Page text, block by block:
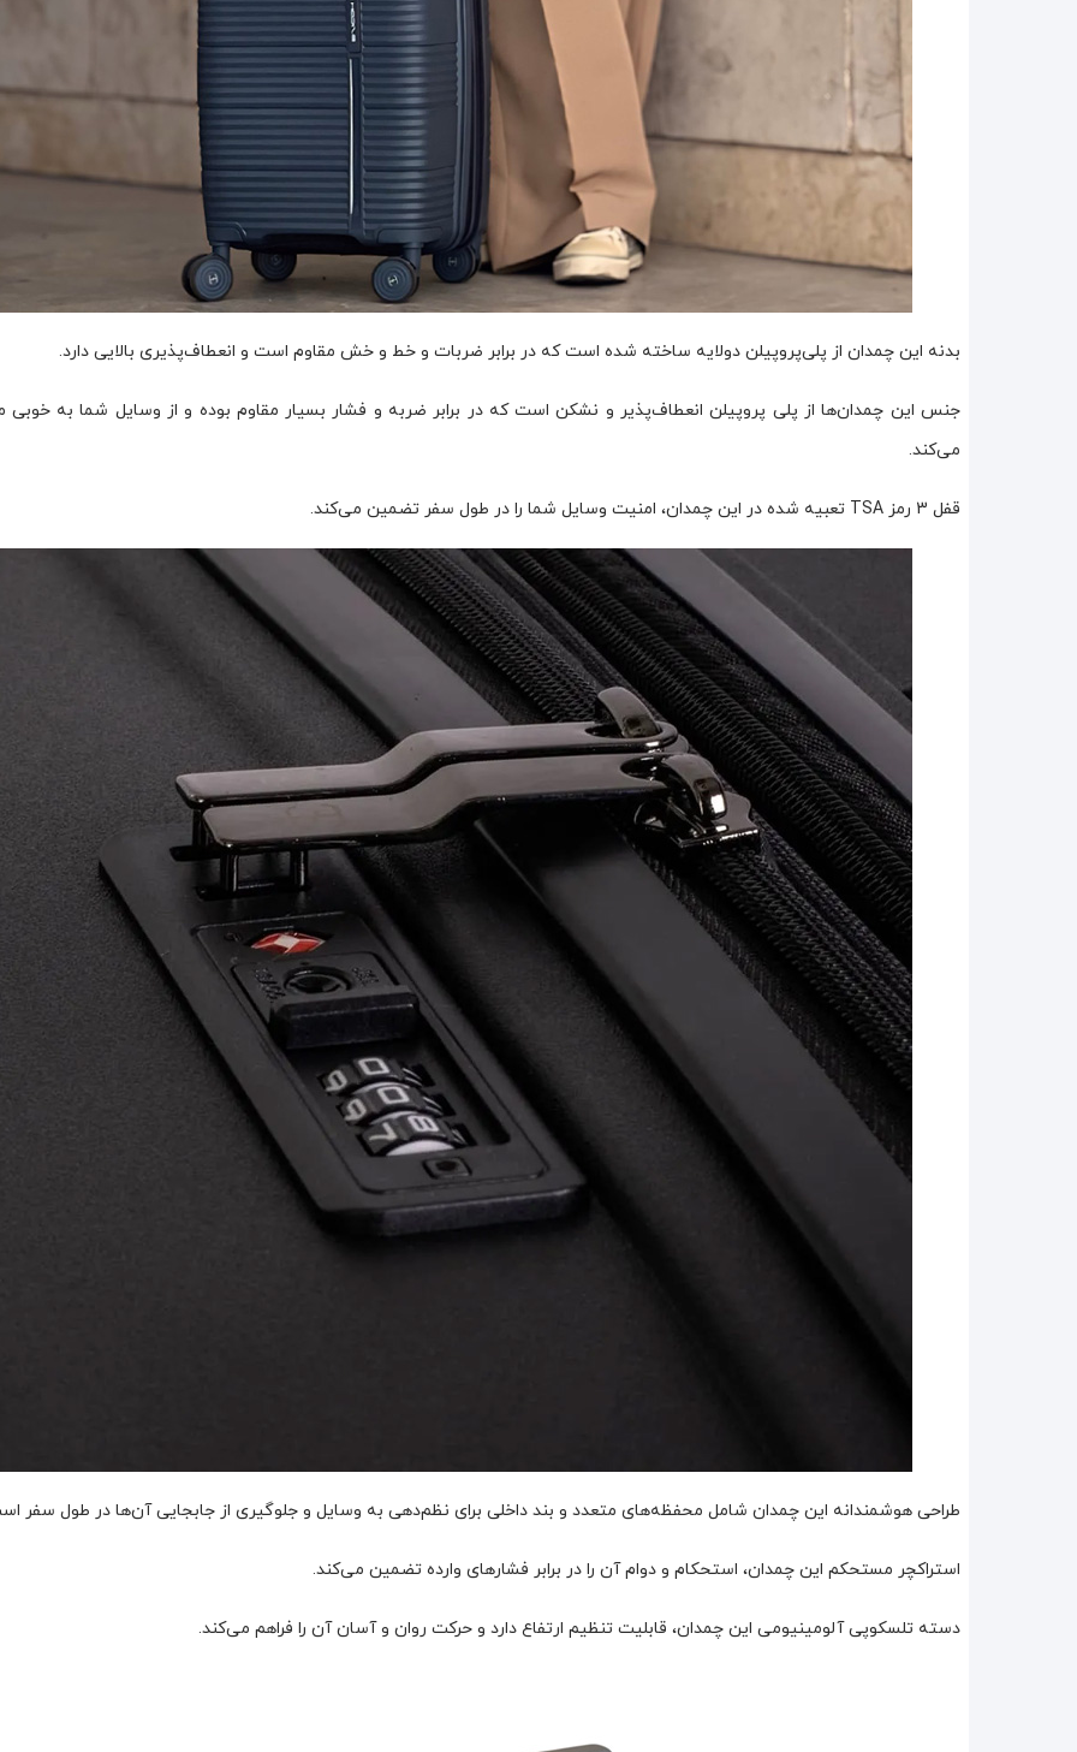
بدنه این چمدان از پلی‌پروپیلن دولایه ساخته شده است که در برابر ضربات و خط و خش مقاوم است و انعطاف‌پذیری بالایی دارد.
جنس این چمدان‌ها از پلی پروپیلن انعطاف‌پذیر و نشکن است که در برابر ضربه و فشار بسیار مقاوم بوده و از وسایل شما به
می‌کند.
قفل 3 رمز TSA تعبیه شده در این چمدان، امنیت وسایل شما را در طول سفر تضمین می‌کند.
طراحی هوشمندانه این چمدان شامل محفظه‌های متعدد و بند داخلی برای نظم‌دهی به وسایل و جلوگیری از جابجایی آن‌ها در طول سفر
استراکچر مستحکم این چمدان، استحکام و دوام آن را در برابر فشارهای وارده تضمین می‌کند.
دسته تلسکوپی آلومینیومی این چمدان، قابلیت تنظیم ارتفاع دارد و حرکت روان و آسان آن را فراهم می‌کند.